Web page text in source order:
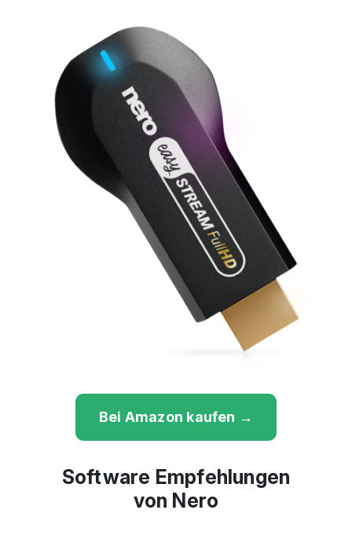
Bei Amazon kaufen →
Software Empfehlungen
von Nero